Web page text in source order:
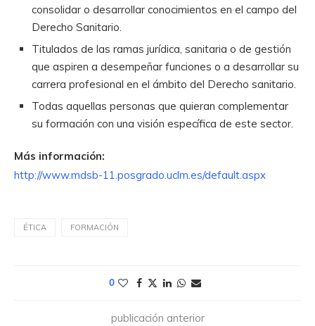
consolidar o desarrollar conocimientos en el campo del
Derecho Sanitario.
Titulados de las ramas jurídica, sanitaria o de gestión
que aspiren a desempeñar funciones o a desarrollar su
carrera profesional en el ámbito del Derecho sanitario.
Todas aquellas personas que quieran complementar
su formación con una visión específica de este sector.
Más información:
http://www.mdsb-11.posgrado.uclm.es/default.aspx
ÉTICA FORMACIÓN
0
publicación anterior